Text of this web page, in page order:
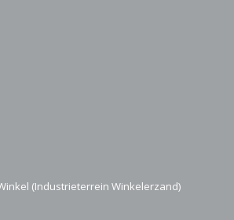
(Industrieterrein Winkelerzand)